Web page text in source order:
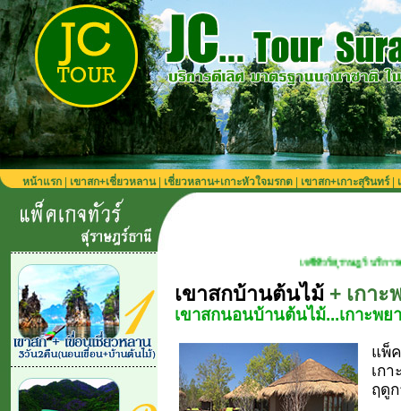
หน้าแรก เขาสก+เชี่ยวหลาน| เชี่ยวหลาน+เกาะหัวใจมรกต เขาสก+เกาะสุรินทร์|
เจซีทัวร์สุราษฎร์ บริการตลอดปี เที่ยวได้ทุ
เขาสกบ้านต้นไม้ + เกา
เขาสกนอนบ้านต้นไม้...เกาะพ
แพ็
เก
ฤดู